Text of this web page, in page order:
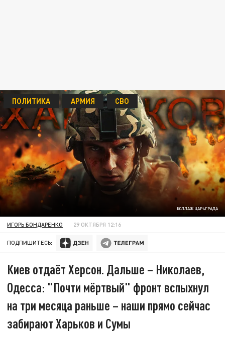
КОЛЛАЖ ЦАРЬГРАДА
ПОЛИТИКА АРМИЯ СВО
ИГОРЬ БОНДАРЕНКО 29 ОКТЯБРЯ 12:16
ПОДПИШИТЕСЬ:
Киев отдаёт Херсон. Дальше – Николаев,
Одесса: "Почти мёртвый" фронт вспыхнул
на три месяца раньше – наши прямо сейчас
забирают Харьков и Сумы